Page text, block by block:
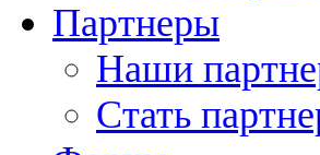
Партнеры
Наши
Стать